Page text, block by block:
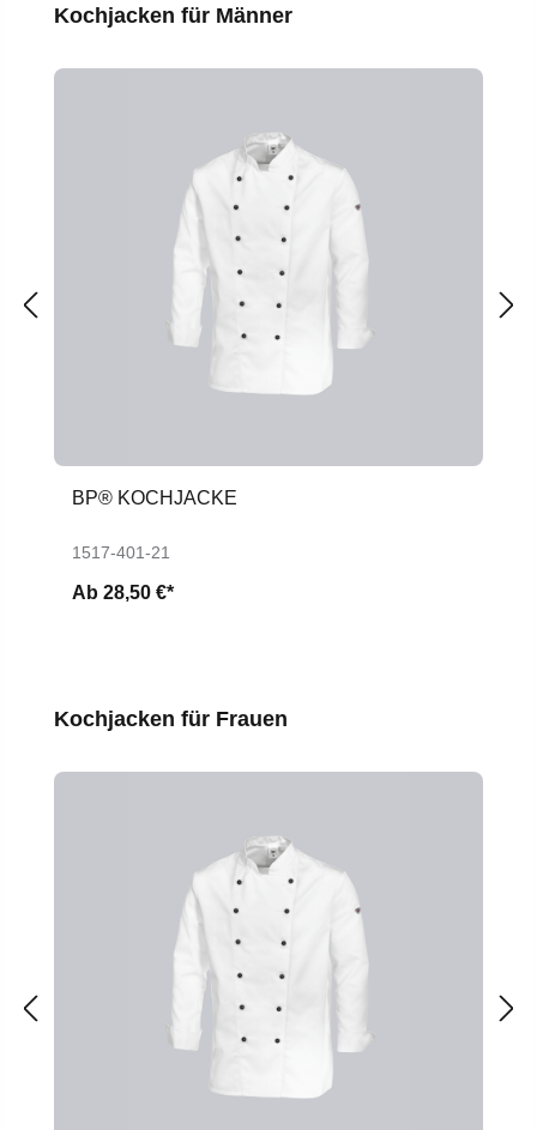
Produktgalerie überspringen
Kochjacken für Männer
BP® KOCHJACKE
1517-401-21
Ab 28,50 €*
Produktgalerie überspringen
Kochjacken für Frauen